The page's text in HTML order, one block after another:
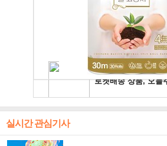
실시간 관심기사